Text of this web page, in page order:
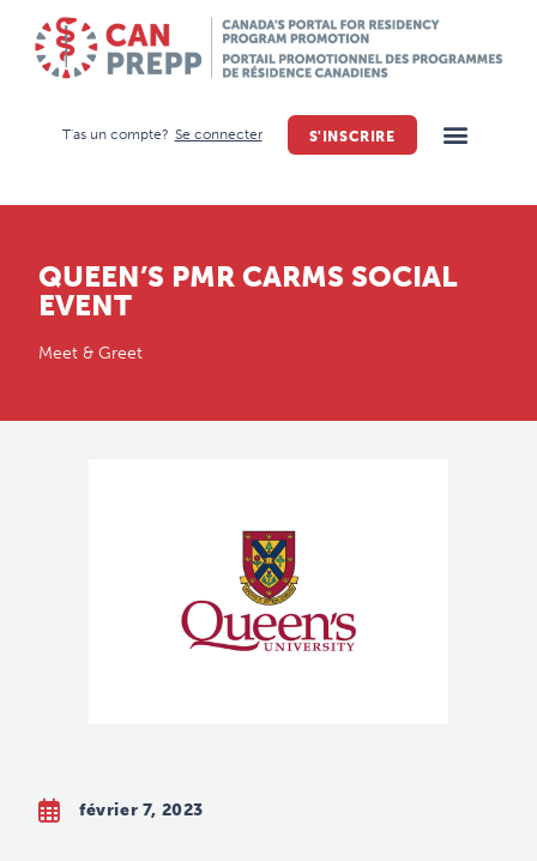
T'as un compte? Se connecter S'INSCRIRE
QUEEN’S PMR CARMS SOCIAL
EVENT
Meet & Greet
février 7, 2023